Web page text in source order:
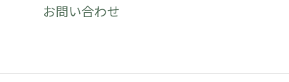
お問い合わせ